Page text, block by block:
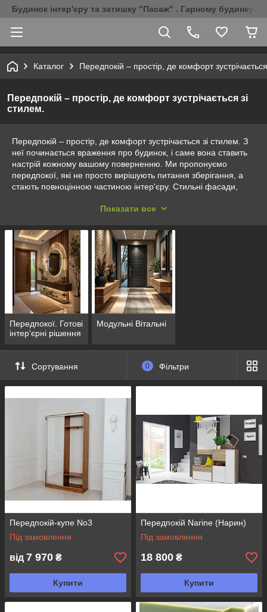
Будинок інтер'єру та затишку "Пасаж" . Гарному будинку-
Каталог Передпокій – простір, де комфорт
Передпокій – простір, де комфорт зустрічається зі
стилем.
Передпокій – простір, де комфорт зустрічається зі стилем. З
неї починається враження про будинок, і саме вона ставить
настрій кожному вашому поверненню. Ми пропонуємо
передпокої, які не просто вирішують питання зберігання, а
стають повноцінною частиною інтер'єру. Стильні фасади,
рішення під будь-який метраж – все, щоб створити зручний
починається з правильної передпокою.
Показати все
Передпокої. Готові
інтер'єрні рішення
Модульні Вітальні
Сортування 0 Фільтри
Передпокій-купе No3
Під замовлення
від 7 970 ₴
Купити
Передпокій Narine (Нарин)
Під замовлення
18 800 ₴
Купити